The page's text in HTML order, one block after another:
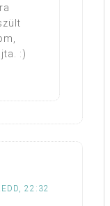
:)
22:32